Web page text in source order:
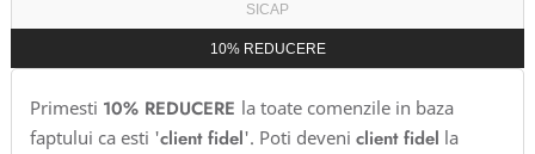
SICAP
10% REDUCERE
Primesti 10% REDUCERE la toate comenzile in baza
faptului ca esti 'client fidel'. Poti deveni client fidel la